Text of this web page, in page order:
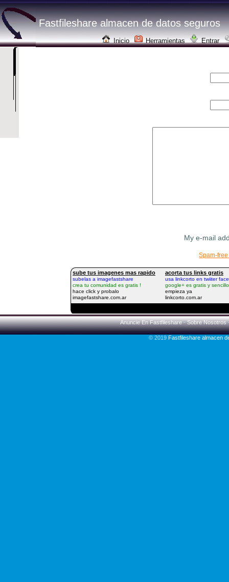
Inicio Herramientas Entrar
Fastfileshare almacen de datos seguros
My e-mail
Spam-
Anuncie En Fastfileshare-Sobre Nosotros
© 2019Fastfileshare almacen